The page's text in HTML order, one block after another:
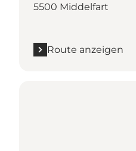
5500 Middelfart
Route anzeigen